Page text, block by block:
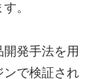
。
発手法を用
ンで検証され